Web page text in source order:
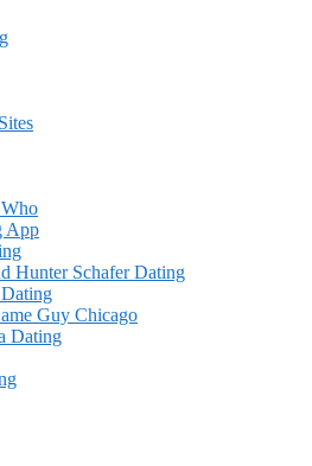
App
Hunter Schafer Dating
Guy Chicago
Dating